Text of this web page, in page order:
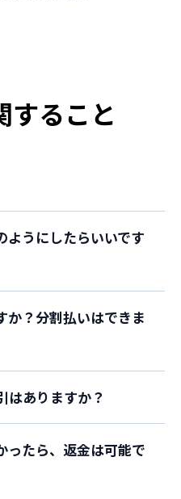
すること
ようにしたらいいです
か？分割払いはできま
はありますか？
ったら、返金は可能で